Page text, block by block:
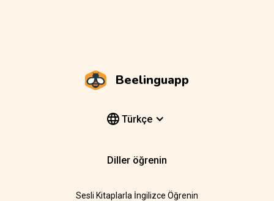
Beelinguapp
Türkçe
Diller öğrenin
Sesli Kitaplarla İngilizce Öğrenin